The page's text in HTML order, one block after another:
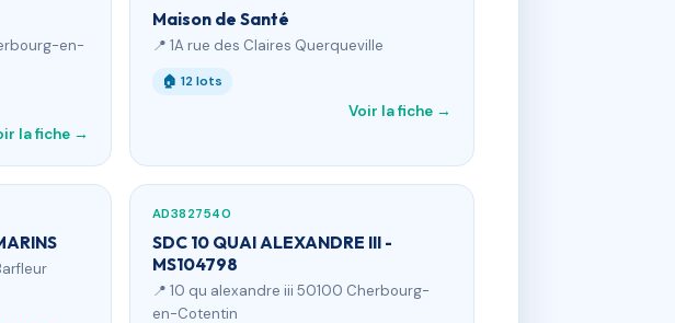
en-
la fiche →
Maison de Santé
📍 1A rue des Claires Querqueville
🏠 12 lots
Voir la fiche →
AD3827540
SDC 10 QUAI ALEXANDRE III -
MS104798
📍 10 qu alexandre iii 50100 Cherbourg-
en-Cotentin